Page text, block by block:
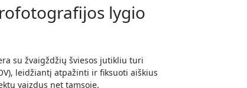
lygio
su žvaigždžių šviesos jutikliu turi
leidžiantį atpažinti ir fiksuoti aiškius
vaizdus net tamsoje.